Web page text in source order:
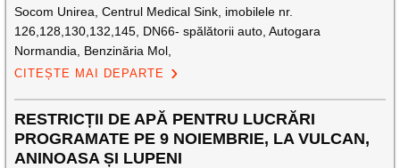
Socom Unirea, Centrul Medical Sink, imobilele nr.
126,128,130,132,145, DN66- spălătorii auto, Autogara
Normandia, Benzinăria Mol,
CITEȘTE MAI DEPARTE
RESTRICȚII DE APĂ PENTRU LUCRĂRI
PROGRAMATE PE 9 NOIEMBRIE, LA VULCAN,
ANINOASA ȘI LUPENI